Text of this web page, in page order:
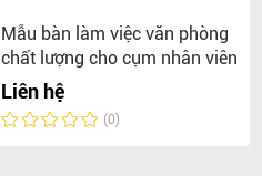
Mẫu bàn làm việc văn phòng
chất lượng cho cụm nhân viên
Liên hệ
(0)